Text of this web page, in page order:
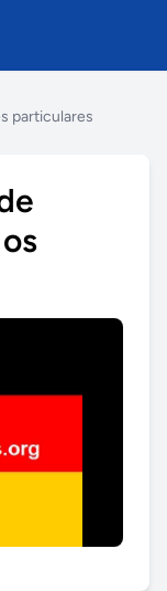
particulares